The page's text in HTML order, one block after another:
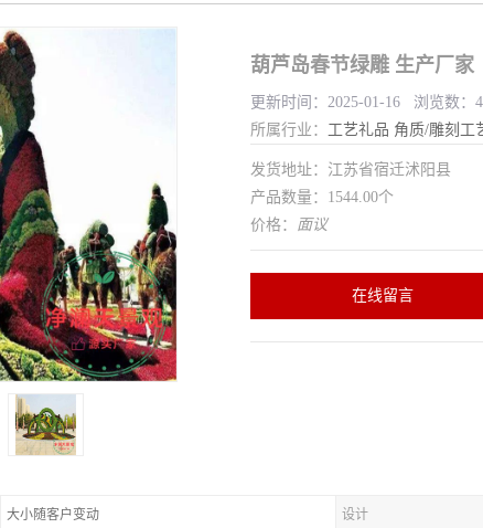
葫芦岛春节绿雕 生产厂家
更新时间：2025-01-16 浏览数：
所属行业： 工艺礼品 角质/雕刻工
发货地址：江苏省宿迁沭阳县
产品数量：1544.00个
价格： 面议
在线留言
大小随客户变动 设计